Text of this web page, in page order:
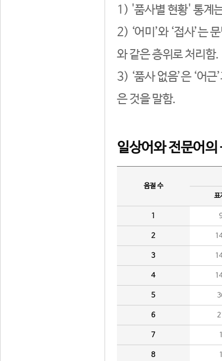
1) '품사별 현황' 통계
2) ‘어미’와 ‘접사’는
와 같은 층위로 처리함.
3) ‘품사 없음’은 ‘어
은 것을 말함.
일상어와 전문어의
음절 수
표
1
2
3
4
5
6
7
8